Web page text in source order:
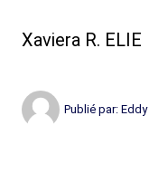
Xaviera R. ELIE
Publié par: